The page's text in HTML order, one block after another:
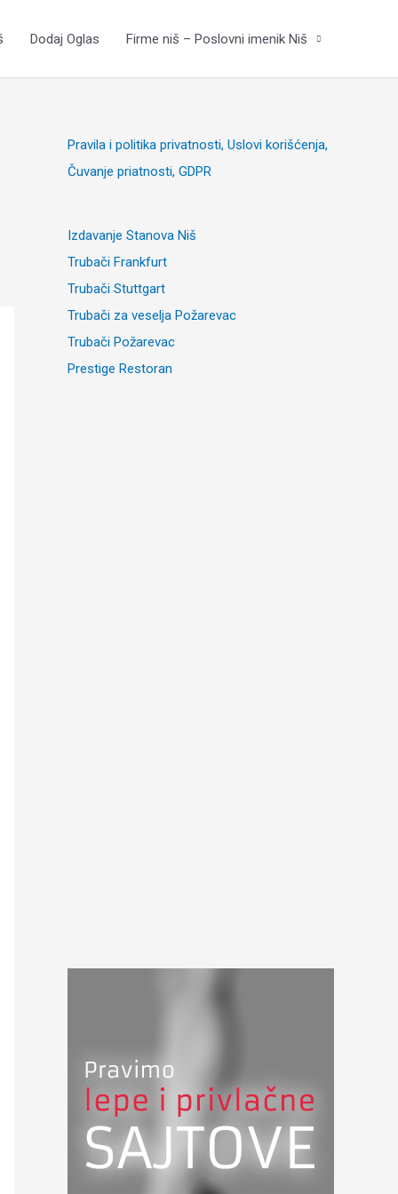
Dodaj Oglas Firme niš – Poslovni imenik Niš
Pravila i politika privatnosti, Uslovi korišćenja,
Čuvanje priatnosti, GDPR
Izdavanje Stanova Niš
Trubači Frankfurt
Trubači Stuttgart
Trubači za veselja Požarevac
Trubači Požarevac
Prestige Restoran